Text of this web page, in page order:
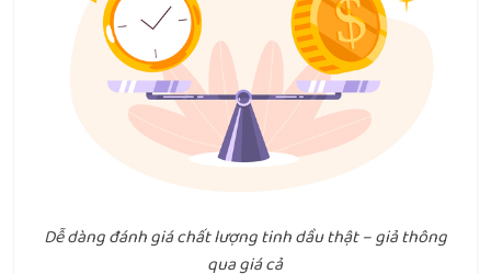
Dễ dàng đánh giá chất lượng tinh dầu thật – giả thông
qua giá cả